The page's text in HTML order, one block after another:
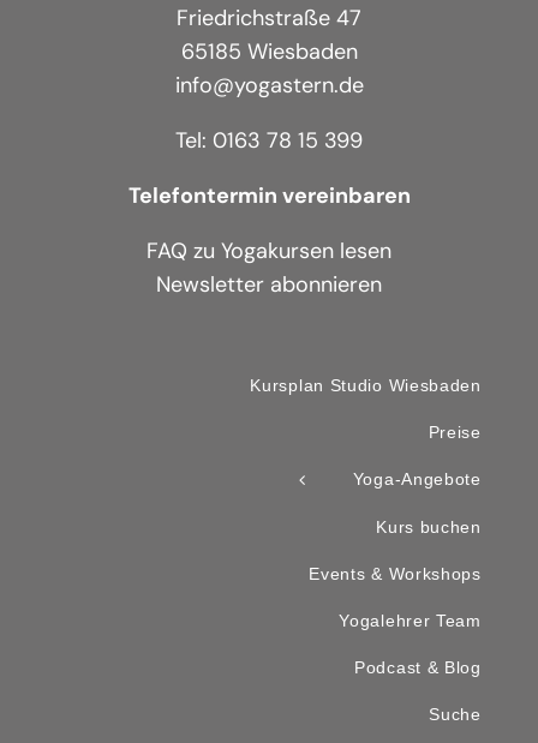
Friedrichstraße 47
65185 Wiesbaden
info@yogastern.de
Tel: 0163 78 15 399
Telefontermin vereinbaren
FAQ zu Yogakursen lesen
Newsletter abonnieren
Kursplan Studio Wiesbaden
Preise
Yoga-Angebote
Kurs buchen
Events & Workshops
Yogalehrer Team
Podcast & Blog
Suche